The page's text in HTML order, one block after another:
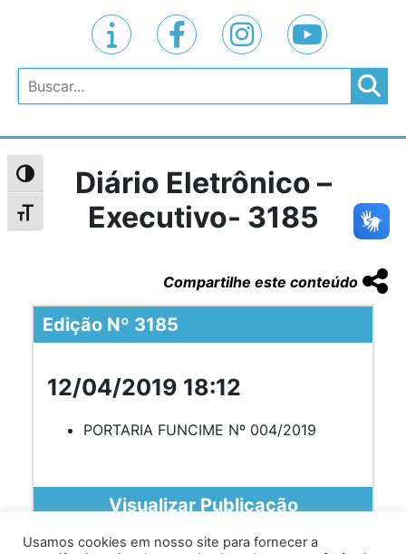
Alternar alto contraste
Alternar tamanho da fonte
Pesquisar
Diário Eletrônico –
Executivo- 3185
Compartilhe este conteúdo
Edição Nº 3185
12/04/2019 18:12
PORTARIA FUNCIME Nº 004/2019
Visualizar Publicação
Usamos cookies em nosso site para fornecer a